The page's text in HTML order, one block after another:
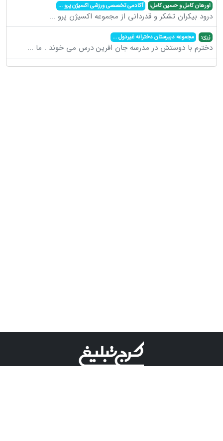
اورهان کامل و حسین کامل: آکادمی تخصصی ورزشی اکسیژن پرو...
درود بیکران تشکر و قدردانی از مجموعه اکسیژن پرو ...
زری: مجموعه دبیرستان دخترانه غیردول...
دخترم با دوستش در مدرسه جان افرین درس می خوند . ما ...